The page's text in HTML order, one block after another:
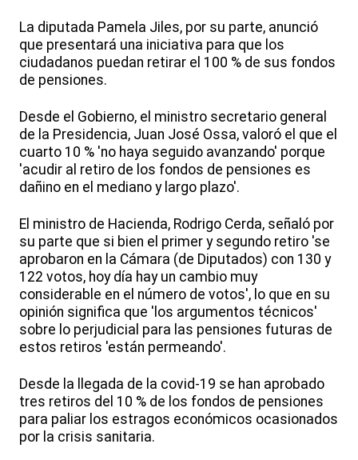
La diputada Pamela Jiles, por su parte, anunció
que presentará una iniciativa para que los
ciudadanos puedan retirar el 100 % de sus fondos
de pensiones.
Desde el Gobierno, el ministro secretario general
de la Presidencia, Juan José Ossa, valoró el que el
cuarto 10 % 'no haya seguido avanzando' porque
'acudir al retiro de los fondos de pensiones es
dañino en el mediano y largo plazo'.
El ministro de Hacienda, Rodrigo Cerda, señaló por
su parte que si bien el primer y segundo retiro 'se
aprobaron en la Cámara (de Diputados) con 130 y
122 votos, hoy día hay un cambio muy
considerable en el número de votos', lo que en su
opinión significa que 'los argumentos técnicos'
sobre lo perjudicial para las pensiones futuras de
estos retiros 'están permeando'.
Desde la llegada de la covid-19 se han aprobado
tres retiros del 10 % de los fondos de pensiones
para paliar los estragos económicos ocasionados
por la crisis sanitaria.